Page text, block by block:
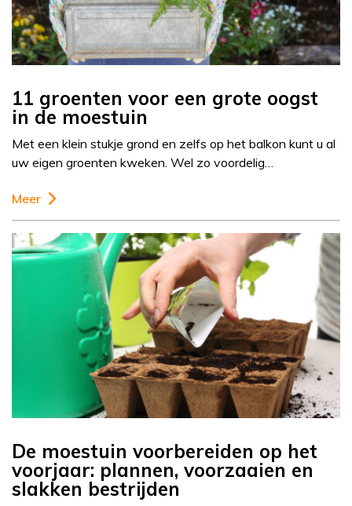
11 groenten voor een grote oogst
in de moestuin
Met een klein stukje grond en zelfs op het balkon kunt u al
uw eigen groenten kweken. Wel zo voordelig…
Meer
De moestuin voorbereiden op het
voorjaar: plannen, voorzaaien en
slakken bestrijden